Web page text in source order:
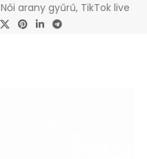
Női arany gyűrű, TikTok live